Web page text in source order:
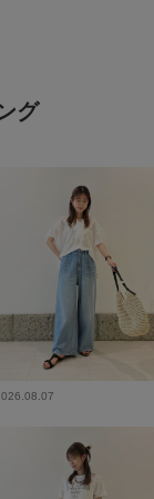
グ